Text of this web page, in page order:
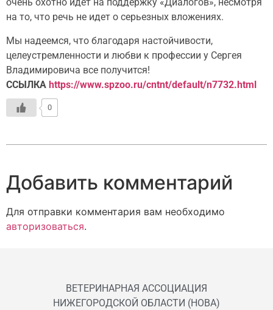
на то, что речь не идет о серьезных вложениях.
Мы надеемся, что благодаря настойчивости,
целеустремленности и любви к профессии у Сергея
Владимировича все получится!
ССЫЛКА https://www.spzoo.ru/cntnt/default/n7732.html
0
Добавить комментарий
Для отправки комментария вам необходимо
авторизоваться.
ВЕТЕРИНАРНАЯ АССОЦИАЦИЯ
НИЖЕГОРОДСКОЙ ОБЛАСТИ (НОВА)